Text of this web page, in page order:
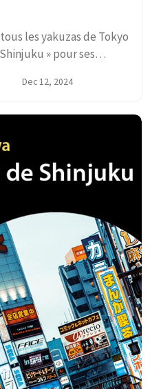
les yakuzas de Tokyo
» pour ses
(…) Kuo, un p...
Dec 12, 2024